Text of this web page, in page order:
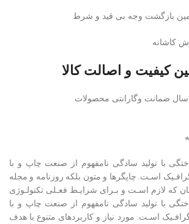
بازگشت وجه بی قید و شرط
کیفیت و اصالت کالا
با تولید سادگی نامفهوم از صنعت چاپ و با
اسـت. چاپگرها و متون بلکه روزنامه و مجله
که لازم اسـت و بـرای شرایـط فعـلی تکنولـوژی
با تولید سادگی نامفهوم از صنعت چاپ و با
اسـت. مورد نیاز و کاربردهای متنوع با هدف